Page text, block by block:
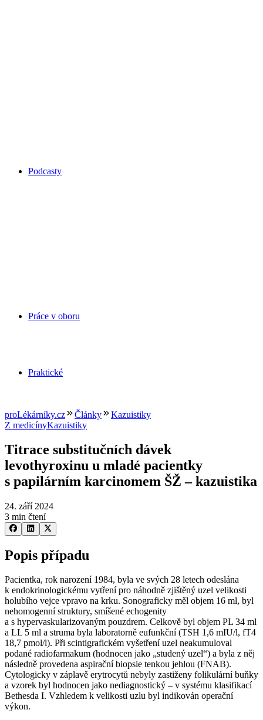
Podcasty
Práce v oboru
Praktické
proLékárníky.cz Články
Kazuistiky
Z medicínyKazuistiky
Titrace substitučních dávek
levothyroxinu u mladé pacientky
s papilárním karcinomem ŠŽ –⁠ kazuistika
24. září 2024
3 min čtení
Popis případu
Pacientka, rok narození 1984, byla ve svých 28 letech odeslána
k endokrinologickému vytření pro náhodně zjištěný uzel velikosti
holubího vejce vpravo na krku. Sonograficky měl objem 16 ml, byl
nehomogenní struktury, smíšené echogenity
a s hypervaskularizovaným pouzdrem. Celkově byl objem PL 34 ml
a LL 5 ml a struma byla laboratorně eufunkční (TSH 1,6 mIU⁠/⁠l, fT4
18,7 pmol⁠/⁠l). Při scintigrafickém vyšetření uzel neakumuloval
podané radiofarmakum (hodnocen jako „studený uzel“) a byla z něj
následně provedena aspirační biopsie tenkou jehlou (FNAB).
Cytologicky v záplavě erytrocytů nebyly zastiženy folikulární buňky
a vzorek byl hodnocen jako nediagnostický –⁠ v systému klasifikací
Bethesda I. Vzhledem k velikosti uzlu byl indikován operační
výkon.